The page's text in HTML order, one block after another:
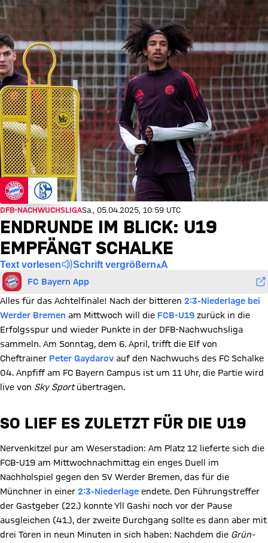
DFB-NACHWUCHSLIGASa., 05.04.2025, 10:59 UTC
ENDRUNDE IM BLICK: U19
EMPFÄNGT SCHALKE
Text vorlesen Schrift vergrößern
FC Bayern App
Alles für das Achtelfinale! Nach der bitteren 2:3-Niederlage bei
Werder Bremen am Mittwoch will die FCB-U19 zurück in die
Erfolgsspur und wieder Punkte in der DFB-Nachwuchsliga
sammeln. Am Sonntag, dem 6. April, trifft die Elf von
Cheftrainer Peter Gaydarov auf den Nachwuchs des FC Schalke
04. Anpfiff am FC Bayern Campus ist um 11 Uhr, die Partie wird
live von Sky Sportübertragen.
SO LIEF ES ZULETZT FÜR DIE U19
Nervenkitzel pur am Weserstadion: Am Platz 12 lieferte sich die
FCB-U19 am Mittwochnachmittag ein enges Duell im
Nachholspiel gegen den SV Werder Bremen, das für die
Münchner in einer 2:3-Niederlage endete. Den Führungstreffer
der Gastgeber (22.) konnte Yll Gashi noch vor der Pause
ausgleichen (41.), der zweite Durchgang sollte es dann aber mit
drei Toren in neun Minuten in sich haben: Nachdem die Grün-